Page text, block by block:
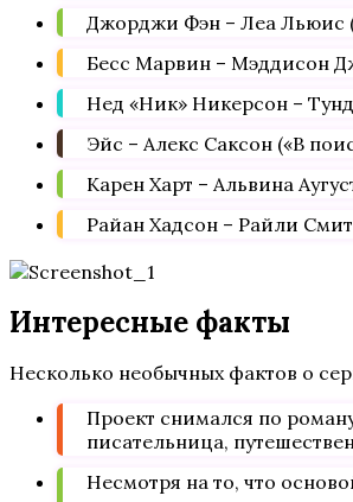
Джорджи Фэн – Леа Льюис
Бесс Марвин – Мэддисон
Нед «Ник» Никерсон –
Эйс – Алекс Саксон («В
Карен Харт – Альвина
Райан Хадсон – Райли
Интересные факты
Несколько необычных фактов о
Проект снимался по
писательница,
Несмотря на то, что